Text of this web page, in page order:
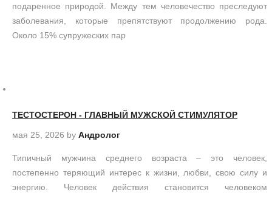
подаренное природой. Между тем человечество преследуют
заболевания, которые препятствуют продолжению рода.
Около 15% супружеских пар
ТЕСТОСТЕРОН - ГЛАВНЫЙ МУЖСКОЙ СТИМУЛЯТОР
мая 25, 2026 by Андролог
Типичный мужчина среднего возраста – это человек,
постепенно теряющий интерес к жизни, любви, свою силу и
энергию. Человек действия становится человеком